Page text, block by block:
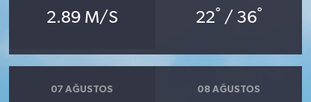
2.89 M/S 22° / 36°
07 AĞUSTOS 08 AĞUSTOS